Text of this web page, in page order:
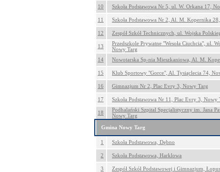
10 Szkoła Podstawowa Nr 5, ul. W. Orkana 17,
11 Szkoła Podstawowa Nr 2, Al. M. Kopernika
12 Zespół Szkół Technicznych, ul. Wojska
13
Przedszkole Prywatne "Wesoła Ciuchcia", ul.
Nowy Targ
14
Nowotarska Sp-nia Mieszkaniowa, Al. M.
15 Klub Sportowy "Gorce", Al. Tysiąclecia 74,
16 Gimnazjum Nr 2, Plac Evry 3, Nowy Targ
17 Szkoła Podstawowa Nr 11, Plac Evry 3, Nowy
18
Podhalański Szpital Specjalistyczny im. Jana
Nowy Targ
Gmina Nowy Targ
1 Szkoła Podstawowa, Dębno
2 Szkoła Podstawowa, Harklowa
3 Zespół Szkół Podstawowej i Gimnazjum,